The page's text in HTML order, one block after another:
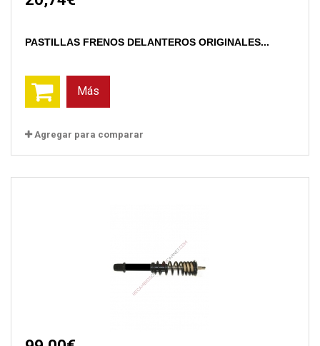
PASTILLAS FRENOS DELANTEROS ORIGINALES...
Más
Agregar para comparar